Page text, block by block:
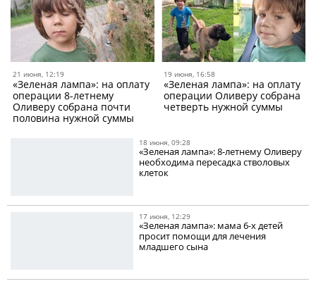
21 июня, 12:19
«Зеленая лампа»: на оплату
операции 8-летнему
Оливеру собрана почти
половина нужной суммы
19 июня, 16:58
«Зеленая лампа»: на оплату
операции Оливеру собрана
четверть нужной суммы
18 июня, 09:28
«Зеленая лампа»: 8-летнему Оливеру
необходима пересадка стволовых
клеток
17 июня, 12:29
«Зеленая лампа»: мама 6-х детей
просит помощи для лечения
младшего сына